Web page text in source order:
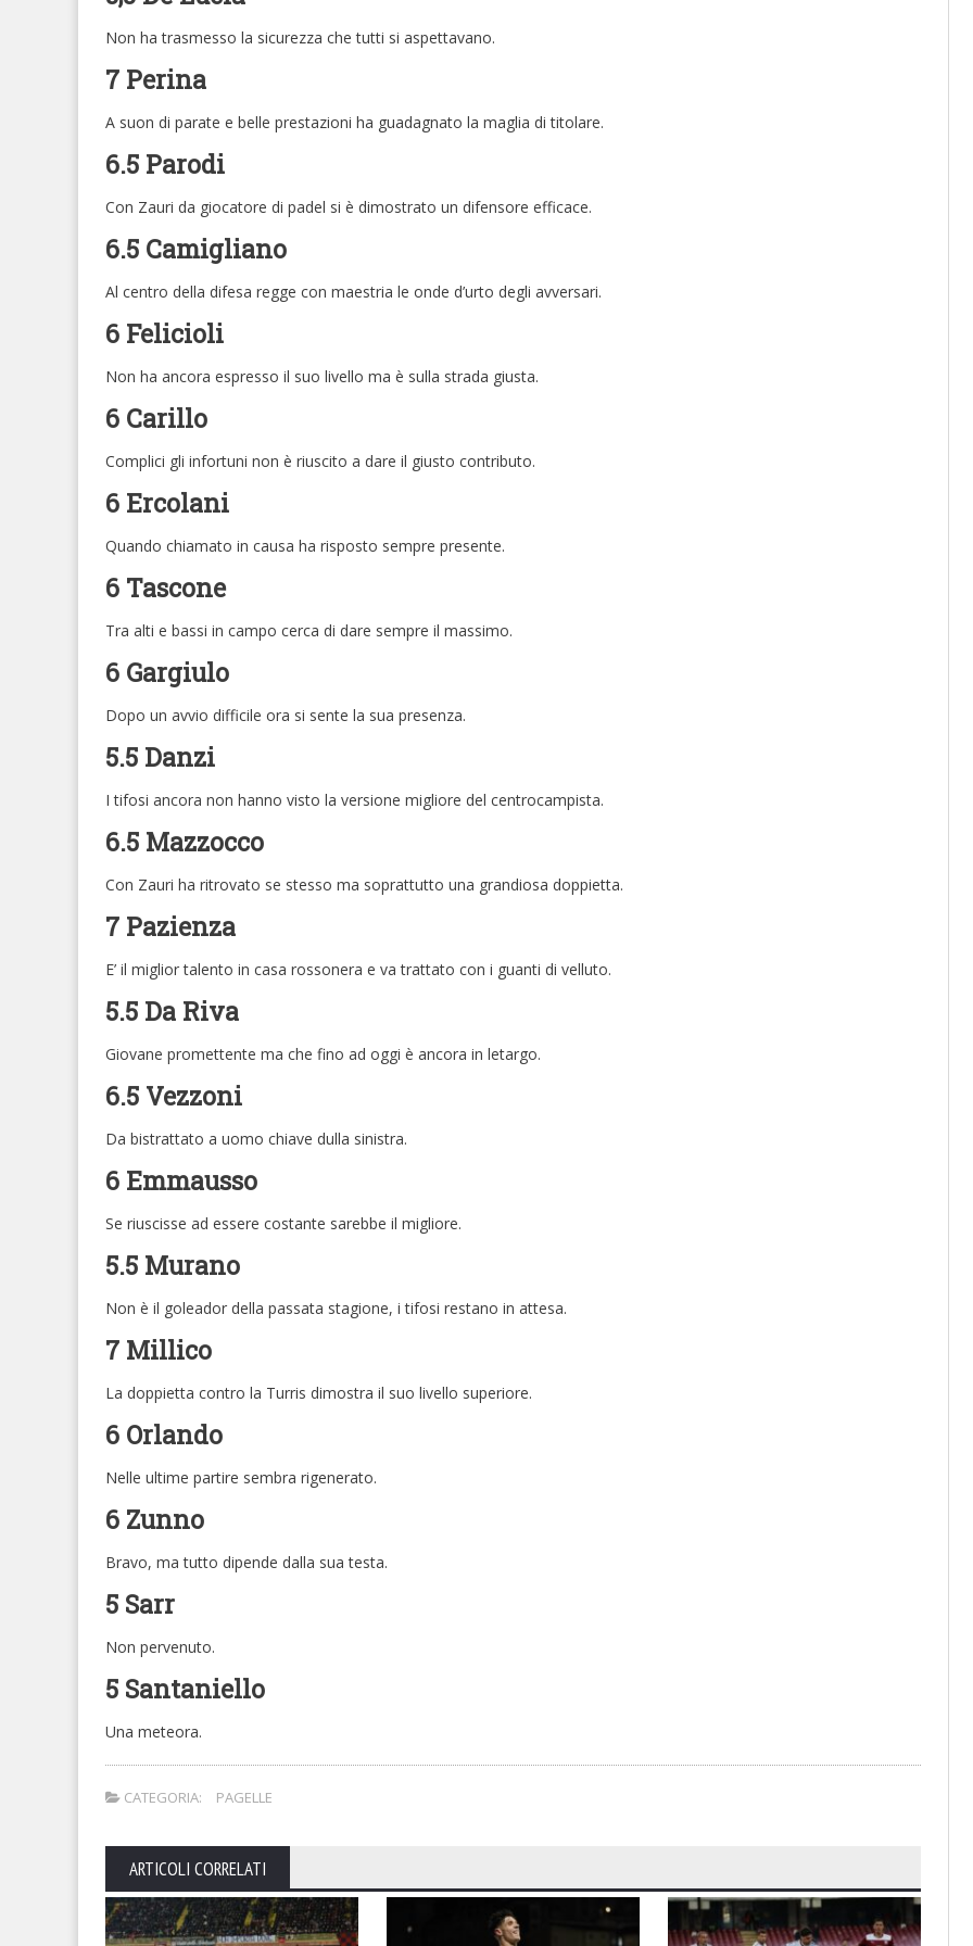
Non ha trasmesso la sicurezza che tutti si aspettavano.
7 Perina
A suon di parate e belle prestazioni ha guadagnato la maglia di titolare.
6.5 Parodi
Con Zauri da giocatore di padel si è dimostrato un difensore efficace.
6.5 Camigliano
Al centro della difesa regge con maestria le onde d’urto degli avversari.
6 Felicioli
Non ha ancora espresso il suo livello ma è sulla strada giusta.
6 Carillo
Complici gli infortuni non è riuscito a dare il giusto contributo.
6 Ercolani
Quando chiamato in causa ha risposto sempre presente.
6 Tascone
Tra alti e bassi in campo cerca di dare sempre il massimo.
6 Gargiulo
Dopo un avvio difficile ora si sente la sua presenza.
5.5 Danzi
I tifosi ancora non hanno visto la versione migliore del centrocampista.
6.5 Mazzocco
Con Zauri ha ritrovato se stesso ma soprattutto una grandiosa doppietta.
7 Pazienza
E’ il miglior talento in casa rossonera e va trattato con i guanti di velluto.
5.5 Da Riva
Giovane promettente ma che fino ad oggi è ancora in letargo.
6.5 Vezzoni
Da bistrattato a uomo chiave dulla sinistra.
6 Emmausso
Se riuscisse ad essere costante sarebbe il migliore.
5.5 Murano
Non è il goleador della passata stagione, i tifosi restano in attesa.
7 Millico
La doppietta contro la Turris dimostra il suo livello superiore.
6 Orlando
Nelle ultime partire sembra rigenerato.
6 Zunno
Bravo, ma tutto dipende dalla sua testa.
5 Sarr
Non pervenuto.
5 Santaniello
Una meteora.
CATEGORIA: PAGELLE
ARTICOLI CORRELATI